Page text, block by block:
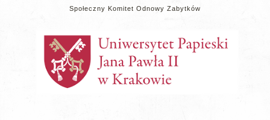
Społeczny Komitet Odnowy Zabytków